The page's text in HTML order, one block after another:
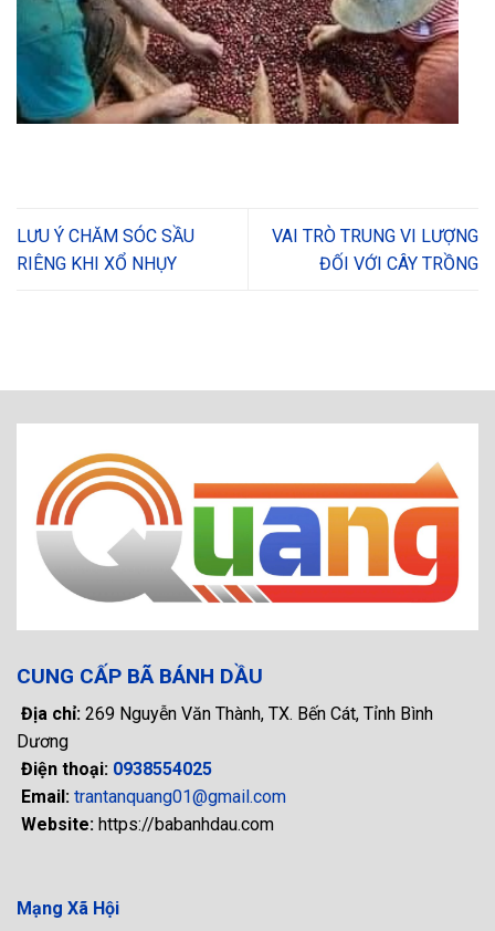
LƯU Ý CHĂM SÓC SẦU
RIÊNG KHI XỔ NHỤY
VAI TRÒ TRUNG VI LƯỢNG
ĐỐI VỚI CÂY TRỒNG
CUNG CẤP BÃ BÁNH DẦU
Địa chỉ: 269 Nguyễn Văn Thành, TX. Bến Cát, Tỉnh Bình
Dương
Điện thoại: 0938554025
Email: trantanquang01@gmail.com
Website: https://babanhdau.com
Mạng Xã Hội